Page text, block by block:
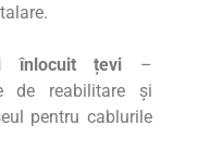
înlocuit țevi –
de reabilitare și
pentru cablurile